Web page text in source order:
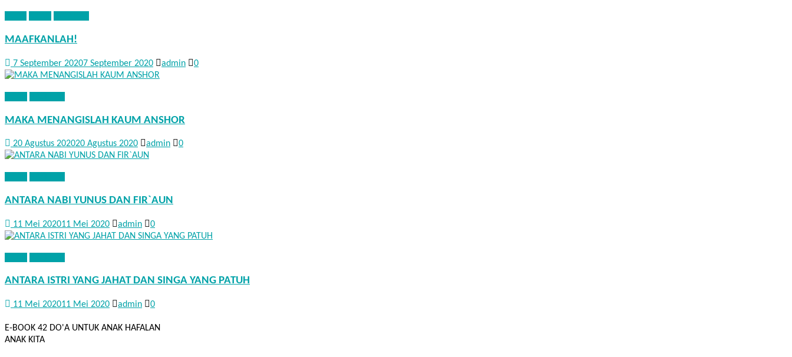
MAAFKANLAH!
7 September 20207 September 2020 admin 0
MAKA MENANGISLAH KAUM ANSHOR
20 Agustus 202020 Agustus 2020 admin 0
ANTARA NABI YUNUS DAN FIR`AUN
11 Mei 202011 Mei 2020 admin 0
ANTARA ISTRI YANG JAHAT DAN SINGA YANG PATUH
11 Mei 202011 Mei 2020 admin 0
E-BOOK 42 DO'A UNTUK ANAK HAFALAN
ANAK KITA